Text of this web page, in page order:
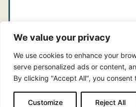
We value your privacy
We use cookies to enhance your
serve personalized ads or content,
By clicking "Accept All", you consent
Customize Reject All
Kontakt os
Arbejdsglæde nu